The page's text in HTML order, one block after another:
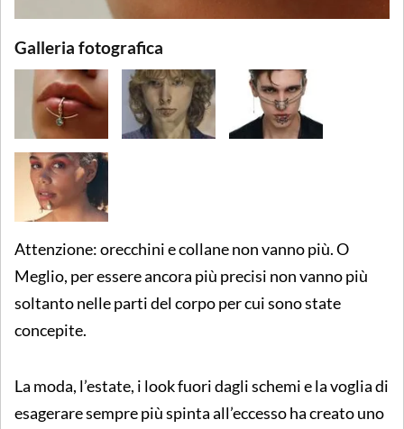
Galleria fotografica
Attenzione: orecchini e collane non vanno più. O
Meglio, per essere ancora più precisi non vanno più
soltanto nelle parti del corpo per cui sono state
concepite.
La moda, l’estate, i look fuori dagli schemi e la voglia di
esagerare sempre più spinta all’eccesso ha creato uno